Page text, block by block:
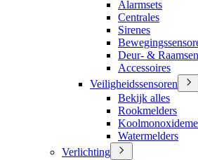
Alarmsets
Centrales
Sirenes
Deur- &
Accessoires
Veiligheidssensoren
Bekijk alles
Rookmelders
Watermelders
Verlichting